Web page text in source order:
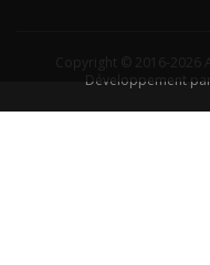
Développement par